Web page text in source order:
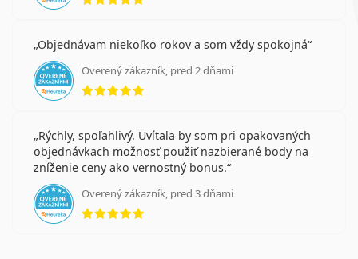
Objednávam niekoľko rokov a som vždy spokojná
Overený zákazník, pred 2 dňami
hodnotenie 5 z 5
Rýchly, spoľahlivý. Uvítala by som pri opakovaných
objednávkach možnosť použiť nazbierané body na
zníženie ceny ako vernostný bonus.
Overený zákazník, pred 3 dňami
hodnotenie 5 z 5